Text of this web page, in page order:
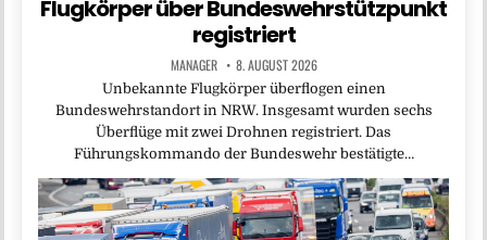
Flugkörper über Bundeswehrstützpunkt
registriert
MANAGER 8. AUGUST 2026
Unbekannte Flugkörper überflogen einen
Bundeswehrstandort in NRW. Insgesamt wurden sechs
Überflüge mit zwei Drohnen registriert. Das
Führungskommando der Bundeswehr bestätigte…